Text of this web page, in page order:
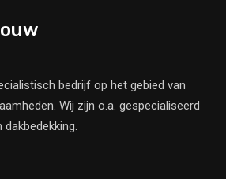
bedrijf op het gebied van
Wij zijn o.a. gespecialiseerd